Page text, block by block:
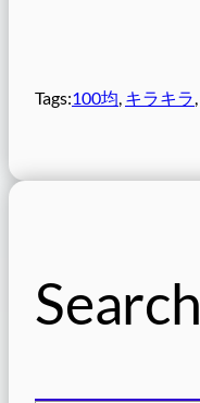
Tags:100均, キラキラ,
Search